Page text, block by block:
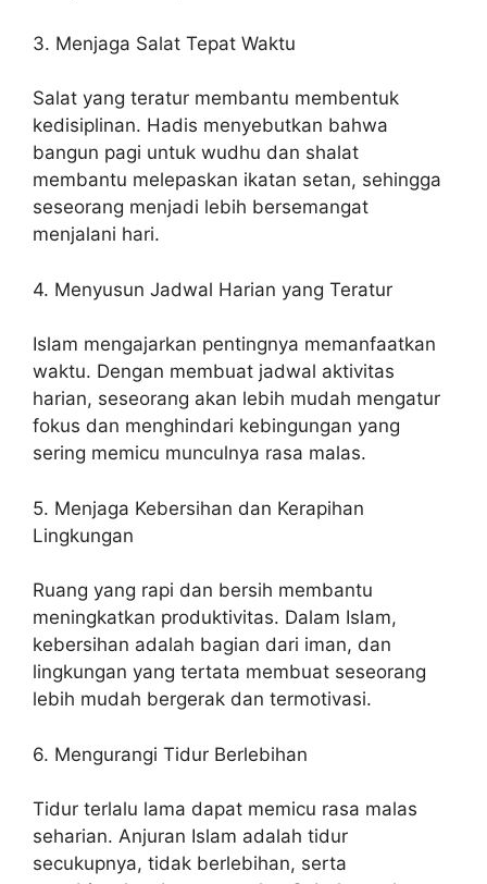
3. Menjaga Salat Tepat Waktu
Salat yang teratur membantu membentuk
kedisiplinan. Hadis menyebutkan bahwa
bangun pagi untuk wudhu dan shalat
membantu melepaskan ikatan setan, sehingga
seseorang menjadi lebih bersemangat
menjalani hari.
4. Menyusun Jadwal Harian yang Teratur
Islam mengajarkan pentingnya memanfaatkan
waktu. Dengan membuat jadwal aktivitas
harian, seseorang akan lebih mudah mengatur
fokus dan menghindari kebingungan yang
sering memicu munculnya rasa malas.
5. Menjaga Kebersihan dan Kerapihan
Lingkungan
Ruang yang rapi dan bersih membantu
meningkatkan produktivitas. Dalam Islam,
kebersihan adalah bagian dari iman, dan
lingkungan yang tertata membuat seseorang
lebih mudah bergerak dan termotivasi.
6. Mengurangi Tidur Berlebihan
Tidur terlalu lama dapat memicu rasa malas
seharian. Anjuran Islam adalah tidur
secukupnya, tidak berlebihan, serta